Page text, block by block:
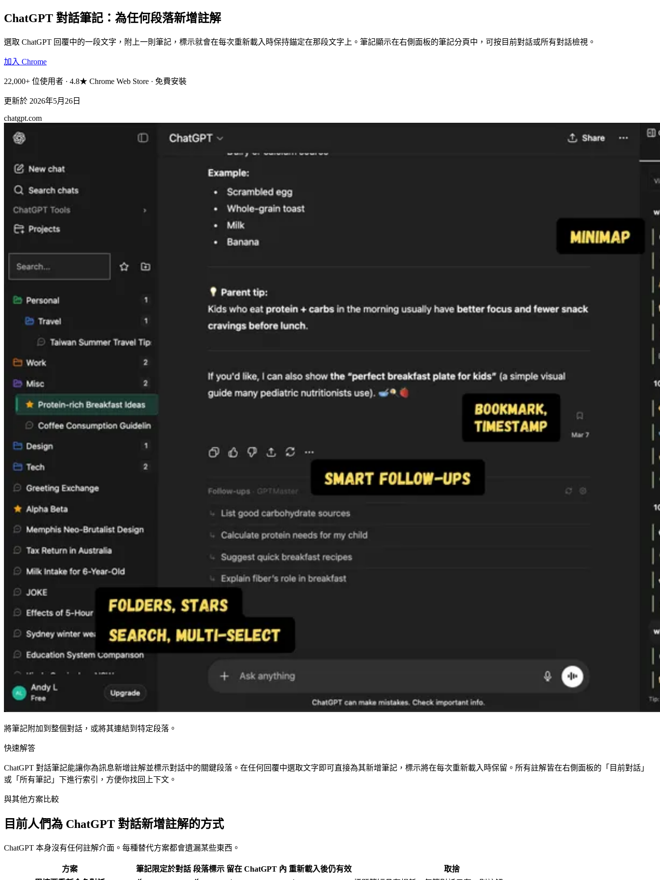
ChatGPT 對話筆記：為任何段落新增註解
選取 ChatGPT 回覆中的一段文字，附上一則筆記，標示就會在每次重新載入時保持錨定在那段文字上。筆記顯示在右側面板的筆記分頁中，可按目前對話或所有對話檢視。
加入 Chrome
22,000+ 位使用者 · 4.8★ Chrome Web Store · 免費安裝
更新於 2026年5月26日
chatgpt.com
將筆記附加到整個對話，或將其連結到特定段落。
快速解答
ChatGPT 對話筆記能讓你為訊息新增註解並標示對話中的關鍵段落。在任何回覆中選取文字即可直接為其新增筆記，標示將在每次重新載入時保留。所有註解皆在右側面板的「目前對話」
或「所有筆記」下進行索引，方便你找回上下文。
與其他方案比較
目前人們為 ChatGPT 對話新增註解的方式
ChatGPT 本身沒有任何註解介面。每種替代方案都會遺漏某些東西。
方案 筆記限定於對話 段落標示 留在 ChatGPT 內 重新載入後仍有效
取捨